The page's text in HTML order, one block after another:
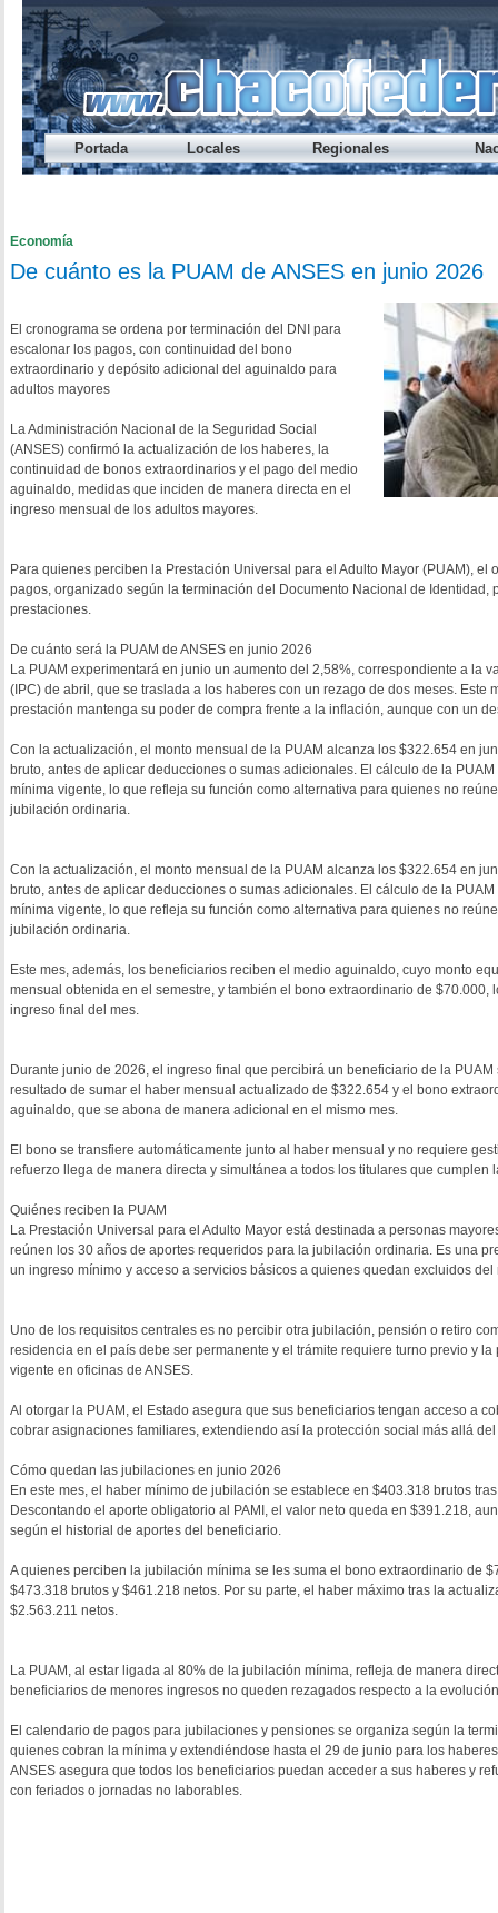
Portada Locales Regionales
Economía
De cuánto es la PUAM de ANSES en junio 2026
El cronograma se ordena por terminación del DNI para
escalonar los pagos, con continuidad del bono
extraordinario y depósito adicional del aguinaldo para
adultos mayores
La Administración Nacional de la Seguridad Social
(ANSES) confirmó la actualización de los haberes, la
continuidad de bonos extraordinarios y el pago del medio
aguinaldo, medidas que inciden de manera directa en el
ingreso mensual de los adultos mayores.
Para quienes perciben la Prestación Universal para el Adulto Mayor (PUAM),
pagos, organizado según la terminación del Documento Nacional de Identidad,
prestaciones.
De cuánto será la PUAM de ANSES en junio 2026
La PUAM experimentará en junio un aumento del 2,58%, correspondiente a la
(IPC) de abril, que se traslada a los haberes con un rezago de dos meses. Este
prestación mantenga su poder de compra frente a la inflación, aunque con un
Con la actualización, el monto mensual de la PUAM alcanza los $322.654 en
bruto, antes de aplicar deducciones o sumas adicionales. El cálculo de la
mínima vigente, lo que refleja su función como alternativa para quienes no
jubilación ordinaria.
Con la actualización, el monto mensual de la PUAM alcanza los $322.654 en
bruto, antes de aplicar deducciones o sumas adicionales. El cálculo de la
mínima vigente, lo que refleja su función como alternativa para quienes no
jubilación ordinaria.
Este mes, además, los beneficiarios reciben el medio aguinaldo, cuyo monto
mensual obtenida en el semestre, y también el bono extraordinario de
ingreso final del mes.
Durante junio de 2026, el ingreso final que percibirá un beneficiario de la
resultado de sumar el haber mensual actualizado de $322.654 y el bono
aguinaldo, que se abona de manera adicional en el mismo mes.
El bono se transfiere automáticamente junto al haber mensual y no requiere
refuerzo llega de manera directa y simultánea a todos los titulares que cumplen
Quiénes reciben la PUAM
La Prestación Universal para el Adulto Mayor está destinada a personas
reúnen los 30 años de aportes requeridos para la jubilación ordinaria. Es una
un ingreso mínimo y acceso a servicios básicos a quienes quedan excluidos
Uno de los requisitos centrales es no percibir otra jubilación, pensión o retiro
residencia en el país debe ser permanente y el trámite requiere turno previo y
vigente en oficinas de ANSES.
Al otorgar la PUAM, el Estado asegura que sus beneficiarios tengan acceso a
cobrar asignaciones familiares, extendiendo así la protección social más allá
Cómo quedan las jubilaciones en junio 2026
En este mes, el haber mínimo de jubilación se establece en $403.318 brutos
Descontando el aporte obligatorio al PAMI, el valor neto queda en $391.218,
según el historial de aportes del beneficiario.
A quienes perciben la jubilación mínima se les suma el bono extraordinario de
$473.318 brutos y $461.218 netos. Por su parte, el haber máximo tras la
$2.563.211 netos.
La PUAM, al estar ligada al 80% de la jubilación mínima, refleja de manera
beneficiarios de menores ingresos no queden rezagados respecto a la
El calendario de pagos para jubilaciones y pensiones se organiza según la
quienes cobran la mínima y extendiéndose hasta el 29 de junio para los
ANSES asegura que todos los beneficiarios puedan acceder a sus haberes y
con feriados o jornadas no laborables.